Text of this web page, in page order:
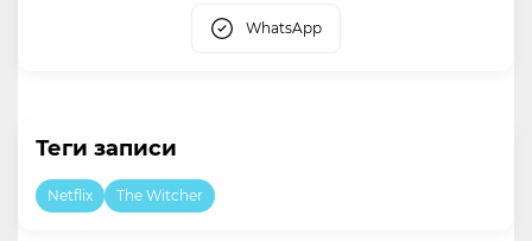
WhatsApp
Теги записи
Netflix The Witcher